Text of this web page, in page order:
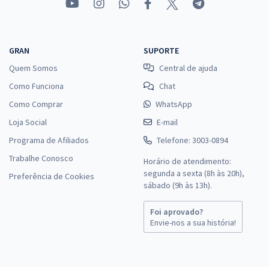
GRAN
Quem Somos
Como Funciona
Como Comprar
Loja Social
Programa de Afiliados
Trabalhe Conosco
Preferência de Cookies
SUPORTE
Central de ajuda
Chat
WhatsApp
E-mail
Telefone: 3003-0894
Horário de atendimento:
segunda a sexta (8h às 20h),
sábado (9h às 13h).
Foi aprovado?
Envie-nos a sua história!